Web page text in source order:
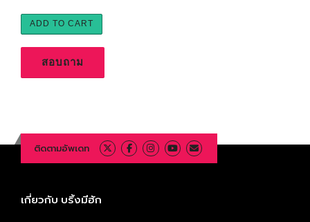
ADD TO CART
สอบถาม
ติดตามอัพเดท
เกี่ยวกับ บริ้งมีฮัก